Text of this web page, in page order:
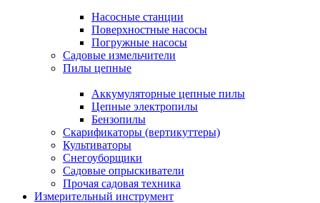
Насосные станции
Поверхностные насосы
Погружные насосы
Садовые измельчители
Пилы цепные
Аккумуляторные цепные пилы
Цепные электропилы
Бензопилы
Скарификаторы (вертикуттеры)
Культиваторы
Снегоуборщики
Садовые опрыскиватели
Прочая садовая техника
Измерительный инструмент